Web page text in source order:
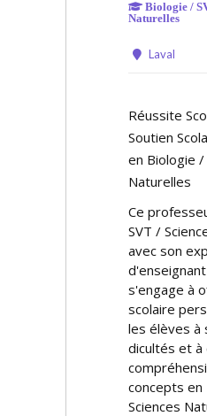
Biologie /
Naturelles
Laval
Réussite
Soutien
en Biologie /
Naturelles
Ce
SVT /
avec son
s'engage à
scolaire
les élèves à
difficultés et
concepts en
Sciences